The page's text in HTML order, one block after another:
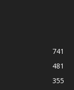
741
481
355